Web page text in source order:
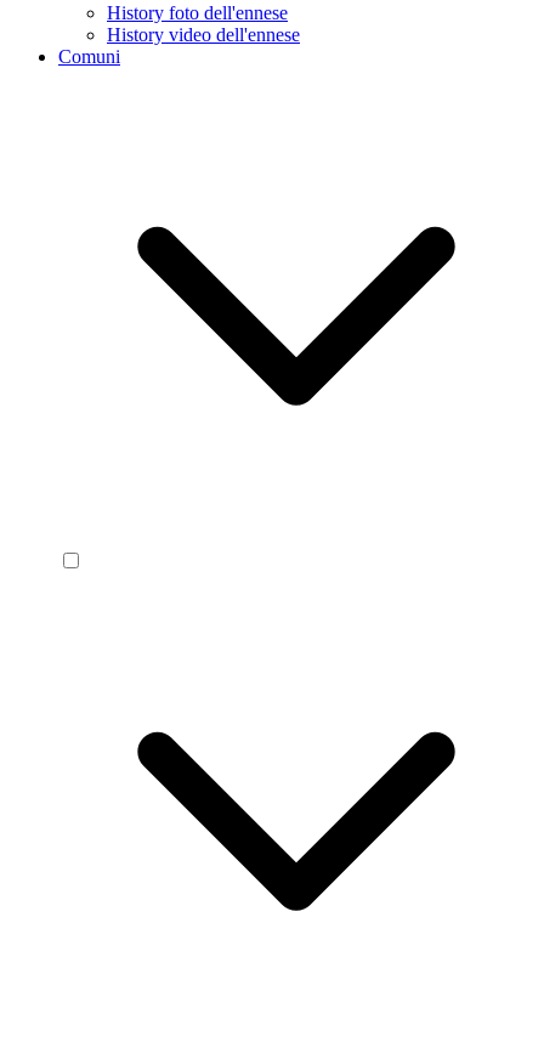
History foto dell'ennese
History video dell'ennese
Comuni